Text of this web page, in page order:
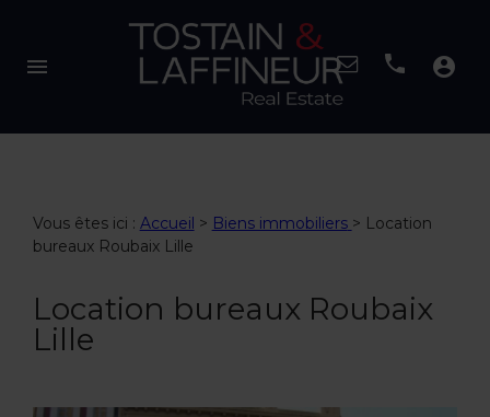
menu account_circle
Vous êtes ici : Accueil > Biens immobiliers > Location
bureaux Roubaix Lille
Location bureaux Roubaix
Lille